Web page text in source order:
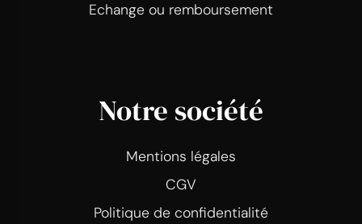
Echange ou remboursement
Notre société
Mentions légales
CGV
Politique de confidentialité